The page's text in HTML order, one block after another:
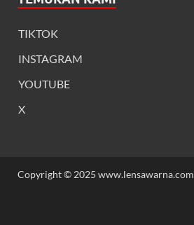
TIKTOK
INSTAGRAM
YOUTUBE
X
Copyright © 2025 www.lensawarna.com